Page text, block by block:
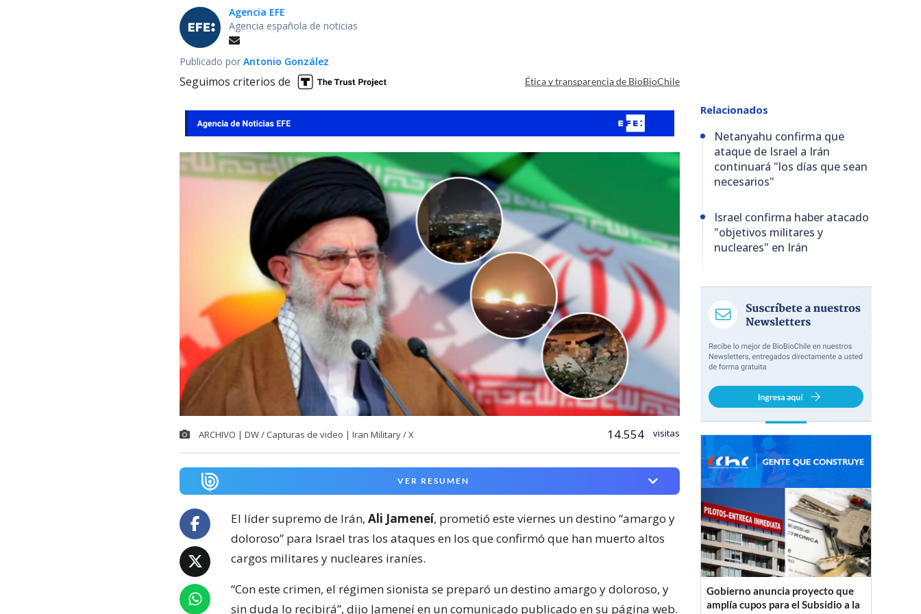
Agencia EFE
Agencia española de noticias
Publicado por Antonio González
Seguimos criterios de Ética y transparencia de BioBioChile
ARCHIVO | DW / Capturas de video | Iran Military / X 14.554 visitas
VER RESUMEN
El líder supremo de Irán, Ali Jameneí, prometió este viernes un destino “amargo y
doloroso” para Israel tras los ataques en los que confirmó que han muerto altos
cargos militares y nucleares iraníes.
“Con este crimen, el régimen sionista se preparó un destino amargo y doloroso, y
sin duda lo recibirá”, dijo Jameneí en un comunicado publicado en su página web.
Relacionados
Netanyahu confirma que
ataque de Israel a Irán
continuará "los días que sean
necesarios"
Israel confirma haber atacado
"objetivos militares y
nucleares" en Irán
Gobierno anuncia proyecto que
amplía cupos para el Subsidio a la